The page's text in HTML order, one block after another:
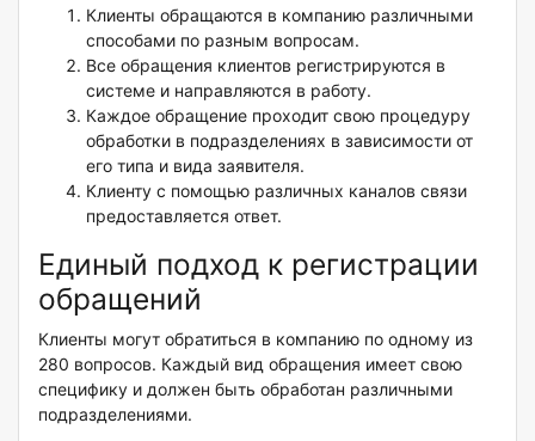
Клиенты обращаются в компанию различными
способами по разным вопросам.
Все обращения клиентов регистрируются в
системе и направляются в работу.
Каждое обращение проходит свою процедуру
обработки в подразделениях в зависимости от
его типа и вида заявителя.
Клиенту с помощью различных каналов связи
предоставляется ответ.
Единый подход к регистрации
обращений
Клиенты могут обратиться в компанию по одному из
280 вопросов. Каждый вид обращения имеет свою
специфику и должен быть обработан различными
подразделениями.